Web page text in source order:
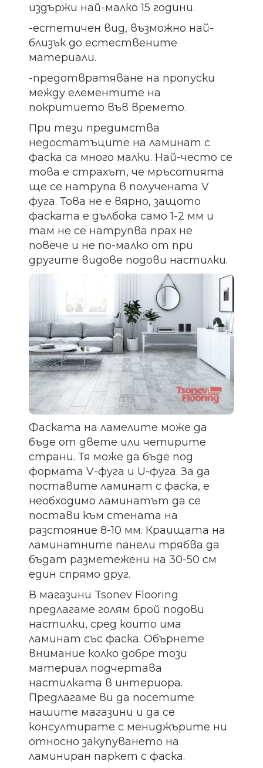
издържи най-малко 15 години.
-естетичен вид, възможно най-
близък до естествените
материали.
-предотвратяване на пропуски
между елементите на
покритието във времето.
При тези предимства
недостатъците на ламинат с
фаска са много малки. Най-често се
това е страхът, че мръсотията
ще се натрупа в получената V
фуга. Това не е вярно, защото
фаската е дълбока само 1-2 мм и
там не се натрупва прах не
повече и не по-малко от при
другите видове подови настилки.
Фаската на ламелите може да
бъде от двете или четирите
страни. Тя може да бъде под
формата V-фуга и U-фуга. За да
поставите ламинат с фаска, е
необходимо ламинатът да се
постави към стената на
разстояние 8-10 мм. Краищата на
ламинатните панели трябва да
бъдат разметежени на 30-50 см
един спрямо друг.
В магазини Tsonev Flooring
предлагаме голям брой подови
настилки, сред които има
ламинат със фаска. Обърнете
внимание колко добре този
материал подчертава
настилката в интериора.
Предлагаме ви да посетите
нашите магазини и да се
консултирате с мениджърите ни
относно закупуването на
ламиниран паркет с фаска.